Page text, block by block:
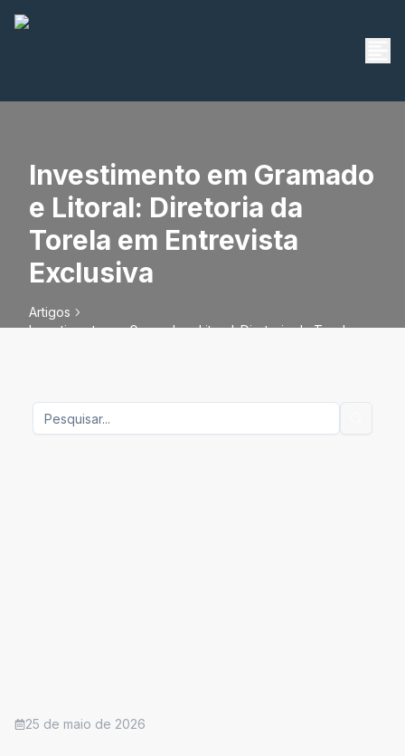
Investimento em Gramado
e Litoral: Diretoria da
Torela em Entrevista
Exclusiva
Artigos
Investimento em Gramado e Litoral: Diretoria da Torela em
25 de maio de 2026